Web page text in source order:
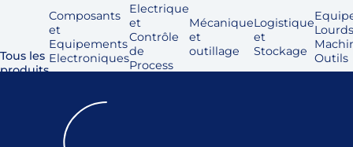
Tous les
produits
Composants
et
Equipements
Electroniques
Electrique
et
Contrôle
de
Process
Mécanique
et
outillage
Logistique
et
Stockage Outils